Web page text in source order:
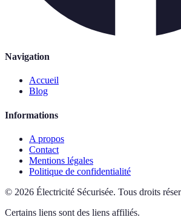
Navigation
Accueil
Blog
Informations
A propos
Contact
Mentions légales
Politique de confidentialité
© 2026 Électricité Sécurisée. Tous droits
Certains liens sont des liens affiliés.